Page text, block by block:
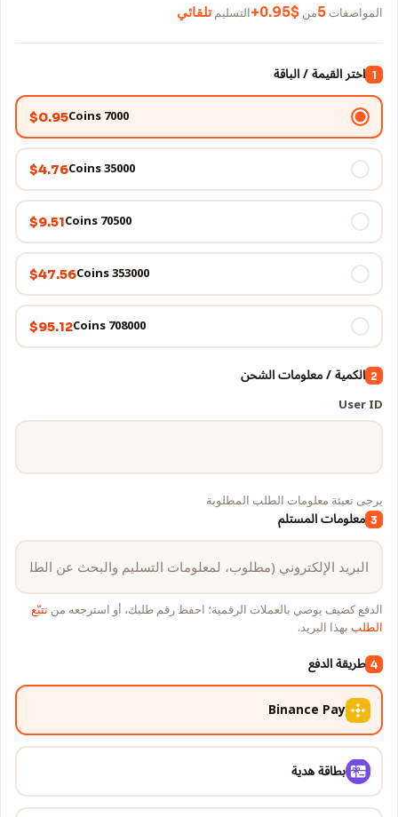
المواصفات 5من $0.95+ التسليمتلقائي
1 اختر القيمة / الباقة
7000 Coins
$0.95
35000 Coins
$4.76
70500 Coins
$9.51
353000 Coins
$47.56
708000 Coins
$95.12
2 الكمية / معلومات الشحن
User ID
يرجى تعبئة معلومات الطلب المطلوبة
3 معلومات المستلم
الدفع كضيف يوصي بالعملات الرقمية؛ احفظ رقم طلبك، أو استرجعه منتتبّع
الطلببهذا البريد.
4 طريقة الدفع
Binance Pay
بطاقة هدية